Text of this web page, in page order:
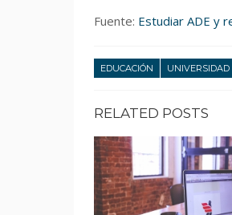
Fuente: Estudiar ADE y
EDUCACIÓN UNIVERSIDAD
RELATED POSTS